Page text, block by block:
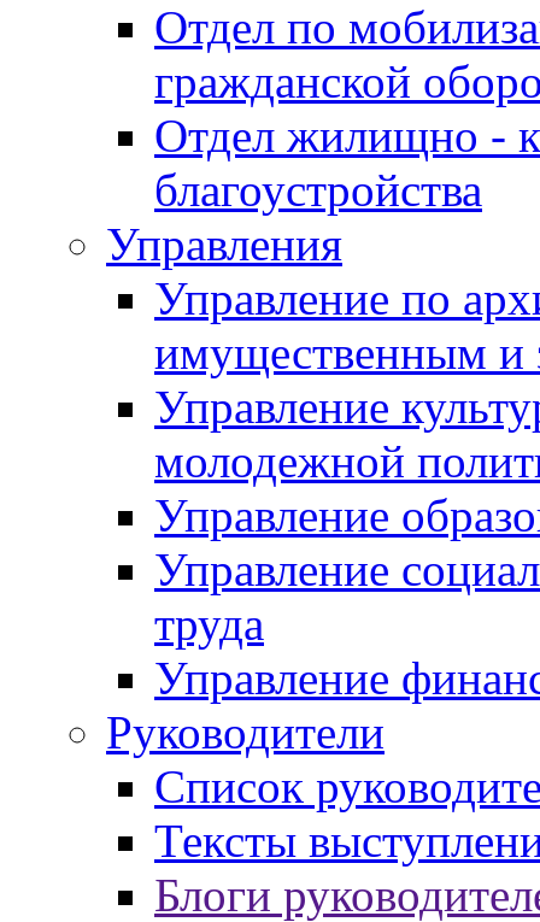
Отдел по
гражданской
Отдел жилищно -
благоустройства
Управления
Управление по
имущественным и
Управление
молодежной
Управление
Управление
труда
Управление
Руководители
Список
Тексты
Блоги